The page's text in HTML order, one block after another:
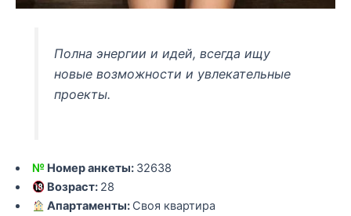
Полна энергии и идей, всегда ищу
новые возможности и увлекательные
проекты.
№ Номер анкеты: 32638
Возраст: 28
Апартаменты: Своя квартира